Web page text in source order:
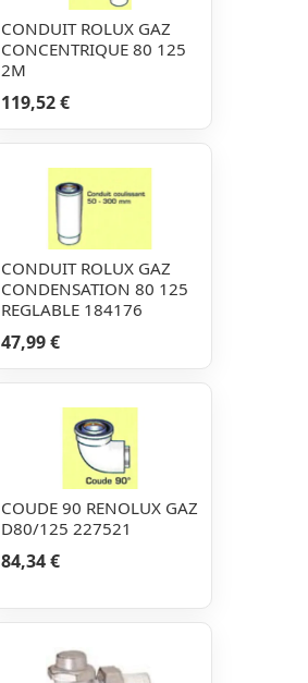
CONDUIT ROLUX GAZ
CONCENTRIQUE 80 125
2M
119,52 €
CONDUIT ROLUX GAZ
CONDENSATION 80 125
REGLABLE 184176
47,99 €
COUDE 90 RENOLUX GAZ
D80/125 227521
84,34 €